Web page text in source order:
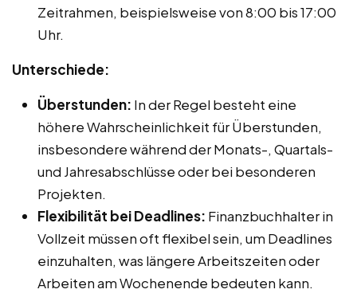
Zeitrahmen, beispielsweise von 8:00 bis 17:00
Uhr.
Unterschiede:
Überstunden: In der Regel besteht eine
höhere Wahrscheinlichkeit für Überstunden,
insbesondere während der Monats-, Quartals-
und Jahresabschlüsse oder bei besonderen
Projekten.
Flexibilität bei Deadlines: Finanzbuchhalter in
Vollzeit müssen oft flexibel sein, um Deadlines
einzuhalten, was längere Arbeitszeiten oder
Arbeiten am Wochenende bedeuten kann.